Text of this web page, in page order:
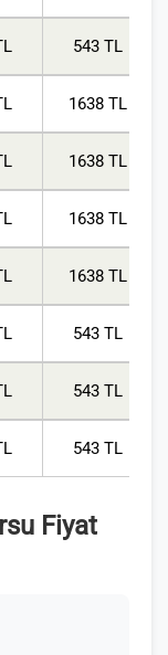
543 TL
1638 TL
1638 TL
1638 TL
1638 TL
543 TL
543 TL
543 TL
Fiyat